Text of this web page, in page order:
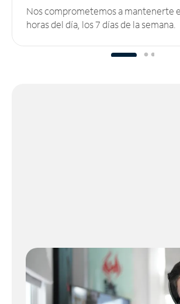
Nos comprometemos a mantenerte
horas del día, los 7 días de la semana.